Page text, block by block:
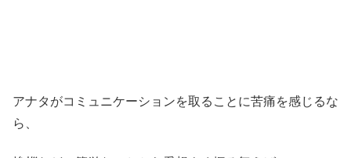
アナタがコミュニケーションを取ることに苦痛を感じるな
ら、